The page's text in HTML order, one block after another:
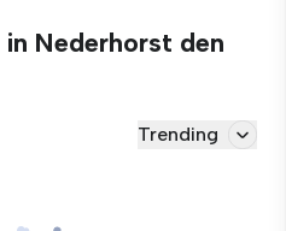
Nederhorst den
Trending